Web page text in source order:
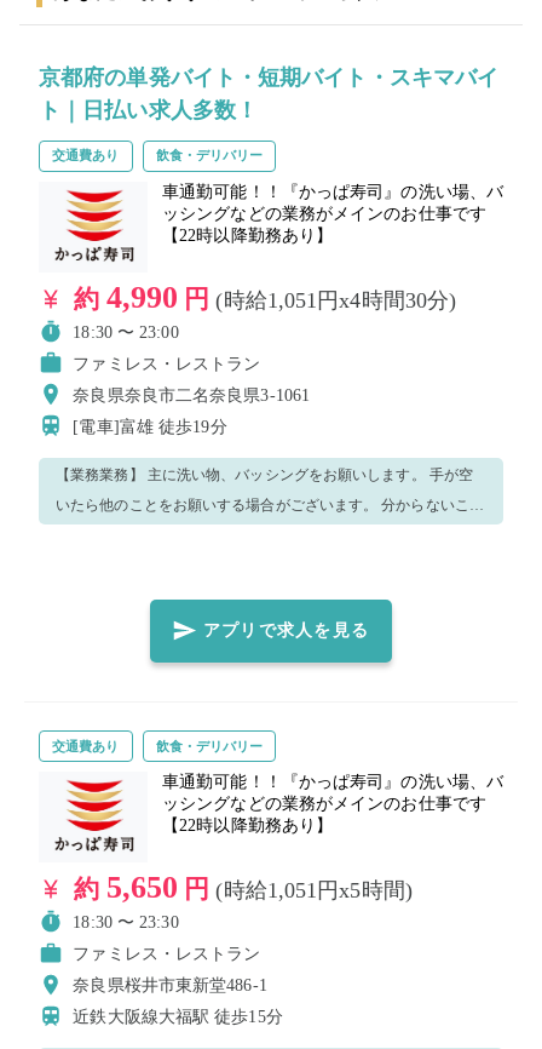
のS〜L以外になる方のみ事前にご連絡くださいませ！
京都府の単発バイト・短期バイト・スキマバイ
ト｜日払い求人多数！
交通費あり 飲食・デリバリー
車通勤可能！！『かっぱ寿司』の洗い場、バ
ッシングなどの業務がメインのお仕事です
【22時以降勤務あり】
約 4,990 円(時給1,051円x4時間30分)
18:30 〜 23:00
ファミレス・レストラン
奈良県奈良市二名奈良県3-1061
[電車]富雄徒歩19分
【業務業務】 主に洗い物、バッシングをお願いします。 手が空
いたら他のことをお願いする場合がございます。 分からないこと
事しましょう！ ◆飲食店就業未経験でもOK！ ◆明るく笑顔で大
きな声で働いていただける方大歓迎！ ◆自ら率先してテキパキと
動ける方大歓迎！
アプリで求人を見る
交通費あり 飲食・デリバリー
車通勤可能！！『かっぱ寿司』の洗い場、バ
ッシングなどの業務がメインのお仕事です
【22時以降勤務あり】
約 5,650 円(時給1,051円x5時間)
18:30 〜 23:30
ファミレス・レストラン
奈良県桜井市東新堂486-1
近鉄大阪線大福駅徒歩15分